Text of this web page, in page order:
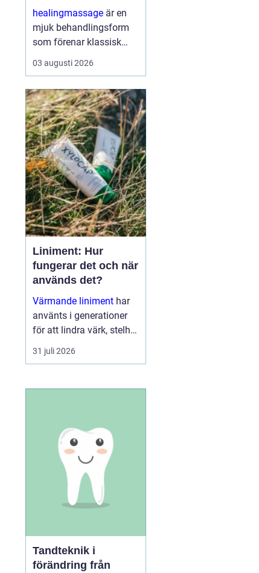
och sinne
healingmassage är en
mjuk behandlingsform
som förenar klassisk
massage med
energibaserad healing.
avslappning, lösa upp
spänningar och stödja
kroppens egen förmåga
till åt...
03 augusti 2026
Liniment: Hur
fungerar det och när
används det?
Värmande liniment har
använts i generationer
för att lindra värk, stelhet
och trötta muskler. I dag
finns moderna, mer
som kombinerar...
31 juli 2026
Tandteknik i
förändring från